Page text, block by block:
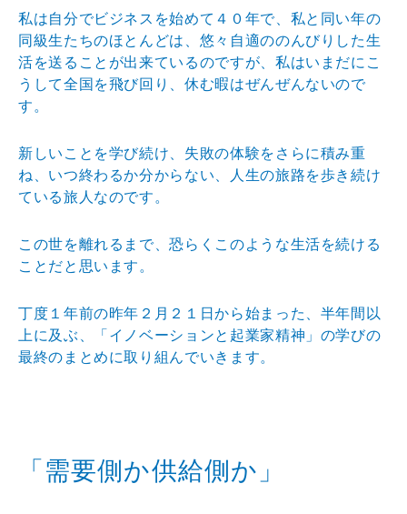
私は自分でビジネスを始めて４０年で、私と同い年の
同級生たちのほとんどは、悠々自適ののんびりした生
活を送ることが出来ているのですが、私はいまだにこ
うして全国を飛び回り、休む暇はぜんぜんないので
す。
新しいことを学び続け、失敗の体験をさらに積み重
ね、いつ終わるか分からない、人生の旅路を歩き続け
ている旅人なのです。
この世を離れるまで、恐らくこのような生活を続ける
ことだと思います。
丁度１年前の昨年２月２１日から始まった、半年間以
上に及ぶ、「イノベーションと起業家精神」の学びの
最終のまとめに取り組んでいきます。
「需要側か供給側か」